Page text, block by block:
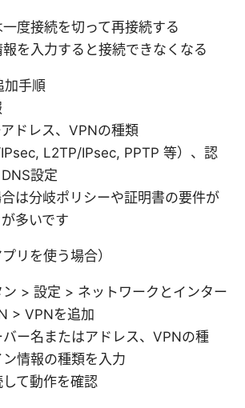
度接続を切って再接続する
を入力すると接続できなくなる
加手順
ドレス、VPNの種類
IPsec, L2TP/IPsec, PPTP 等）、認
設定
は分岐ポリシーや証明書の要件が
多いです
リを使う場合）
ン > 設定 > ネットワークとインター
> VPNを追加
ー名またはアドレス、VPNの種
情報の種類を入力
て動作を確認